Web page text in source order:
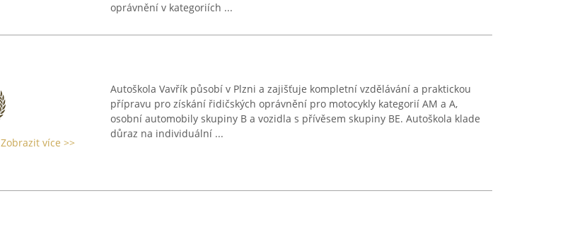
oprávnění v kategoriích ...
Zobrazit více >>
Autoškola Vavřík působí v Plzni a zajišťuje kompletní vzdělávání a praktickou
přípravu pro získání řidičských oprávnění pro motocykly kategorií AM a A,
osobní automobily skupiny B a vozidla s přívěsem skupiny BE. Autoškola klade
důraz na individuální ...